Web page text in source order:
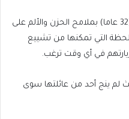
وفي يوم المرأة العالمي، تظهر أماني (32 عاما) بملامح الحزن والألم على
التي تمكنها من تشييع
في أي وقت ترغب.
لم ينج أحد من عائلتها سوى